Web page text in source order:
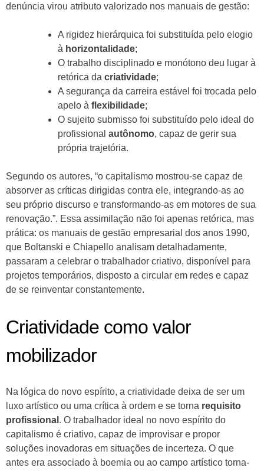
denúncia virou atributo valorizado nos manuais de gestão:
A rigidez hierárquica foi substituída pelo elogio
à horizontalidade;
O trabalho disciplinado e monótono deu lugar à
retórica da criatividade;
A segurança da carreira estável foi trocada pelo
apelo à flexibilidade;
O sujeito submisso foi substituído pelo ideal do
profissional autônomo, capaz de gerir sua
própria trajetória.
Segundo os autores, “o capitalismo mostrou-se capaz de
absorver as críticas dirigidas contra ele, integrando-as ao
seu próprio discurso e transformando-as em motores de sua
renovação.”. Essa assimilação não foi apenas retórica, mas
prática: os manuais de gestão empresarial dos anos 1990,
que Boltanski e Chiapello analisam detalhadamente,
passaram a celebrar o trabalhador criativo, disponível para
projetos temporários, disposto a circular em redes e capaz
de se reinventar constantemente.
Criatividade como valor
mobilizador
Na lógica do novo espírito, a criatividade deixa de ser um
luxo artístico ou uma crítica à ordem e se torna requisito
profissional . O trabalhador ideal no novo espírito do
capitalismo é criativo, capaz de improvisar e propor
soluções inovadoras em situações de incerteza. O que
antes era associado à boemia ou ao campo artístico torna-